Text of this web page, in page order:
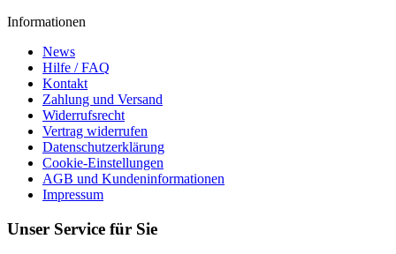
Informationen
News
Hilfe / FAQ
Kontakt
Zahlung und Versand
Widerrufsrecht
Vertrag widerrufen
Datenschutzerklärung
Cookie-Einstellungen
AGB und Kundeninformationen
Impressum
Unser Service für Sie